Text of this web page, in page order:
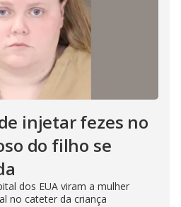
injetar fezes no
do filho se
dos EUA viram a mulher
no cateter da criança